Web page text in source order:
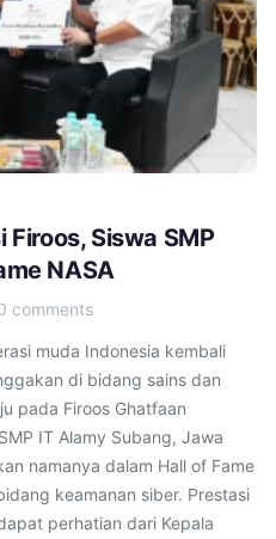
Firoos, Siswa SMP
NASA
comments
muda Indonesia kembali
di bidang sains dan
pada Firoos Ghatfaan
IT Alamy Subang, Jawa
namanya dalam Hall of Fame
keamanan siber. Prestasi
perhatian dari Kepala